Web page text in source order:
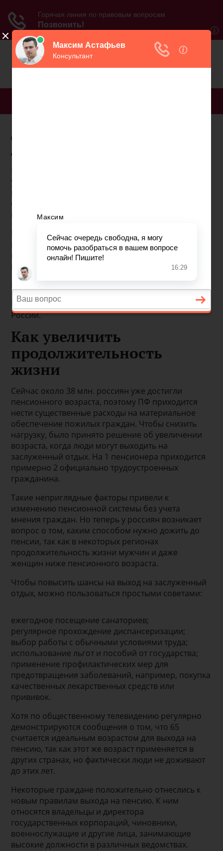
До пенсии еще надо
дожить
увеличен возраст пенсионеров, негативно
воспринята многими россиянами. Это
обусловлено низкой продолжительностью жизни
и несправедливостью по отношению к мужчинам.
Во время принятия такой реформы представители
власти апеллировали высоким возрастом дожития
и отсутствием денег для выплаты пенсий всем
пожилым гражданам.
Поговорим в статье как дожить до пенсии в
России.
Как увеличить
продолжительность
жизни
Сейчас около 38 млн. россиян уже достигли
пенсионного возраста, поэтому ПФ приходится
нести существенные расходы на материальное
обеспечение пожилых граждан. Чтобы снизить
нагрузку, было принято решение об увеличении
возраста, когда люди могут выходить на
заслуженный отдых. На 1 пенсионера приходится
примерно 2 официально трудоустроенных
гражданина.
Такие неприглядные факторы привели к
изменению пенсионной системы без учета
мнения граждан. Но теперь у россиян возникает
вопрос о том, каким способом нужно дожить до
пенсии, так как в некоторых регионах
продолжительность жизни мужчин и даже
женщин ниже пенсионного возраста.
Чтобы повысить шансы на выход на заслуженный
отдых, можно пользоваться простыми советами:
ежегодное посещение санаториев;
регулярное прохождение диспансеризации;
выбор работы с обычными условиями труда;
использование льгот и пособий от государства;
применение профилактических мер для
предотвращения заболеваний, например, покупка
качественных лекарственных средств или
прививок.
Хотя по общественному телевидению регулярно
демонстрируются сообщения о том, что 65
считается идеальным возрастом для выхода на
пенсию, так как этот же возраст применяется в
других странах, но фактически люди не доживают
до этих лет.
Некоторые граждане положительно отнеслись к
новым правилам выхода на пенсию. К ним
относятся владельцы и директора
государственных корпораций, чиновники,
военнослужащие и другие лица, занимающие
высокие должности в различных ведомствах.